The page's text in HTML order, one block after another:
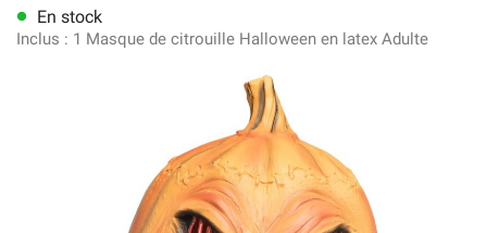
lens En stock
Inclus : 1 Masque de citrouille Halloween en latex Adulte